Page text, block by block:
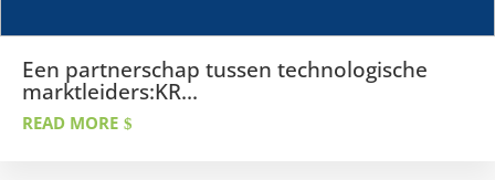
Een partnerschap tussen technologische
marktleiders:KR...
READ MORE